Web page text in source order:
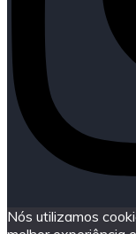
Nós utilizamos